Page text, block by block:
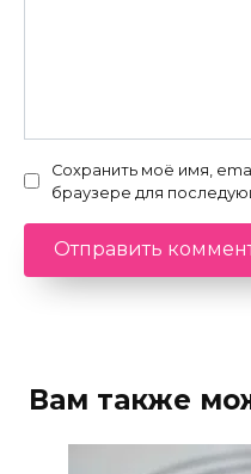
Сохранить моё имя,
браузере для
Вам также